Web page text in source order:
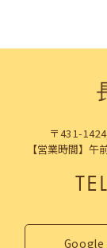
〒431-
【営業時間】午
TEL
Google